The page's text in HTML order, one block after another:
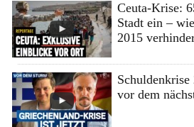
Ceuta-Krise:
Stadt ein –
2015
vor dem